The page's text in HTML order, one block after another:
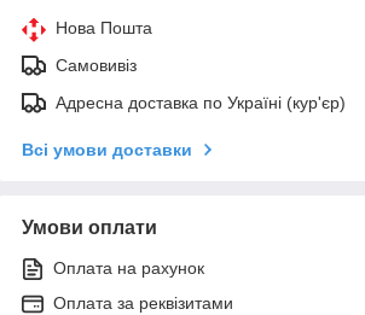
Нова Пошта
Самовивіз
Адресна доставка по Україні (кур'єр)
Всі умови доставки
Умови оплати
Оплата на рахунок
Оплата за реквізитами